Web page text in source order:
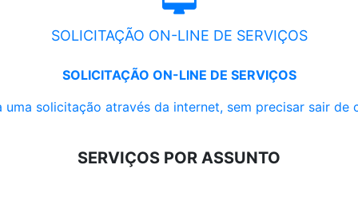
SOLICITAÇÃO ON-LINE DE SERVIÇOS
SOLICITAÇÃO ON-LINE DE SERVIÇOS
uma solicitação através da internet, sem precisar sair de
SERVIÇOS POR ASSUNTO